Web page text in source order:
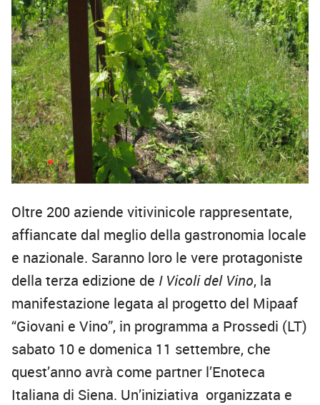
Oltre 200 aziende vitivinicole rappresentate,
affiancate dal meglio della gastronomia locale
e nazionale. Saranno loro le vere protagoniste
della terza edizione de I Vicoli del Vino, la
manifestazione legata al progetto del Mipaaf
“Giovani e Vino”, in programma a Prossedi (LT)
sabato 10 e domenica 11 settembre, che
quest’anno avrà come partner l’Enoteca
Italiana di Siena. Un’iniziativa organizzata e